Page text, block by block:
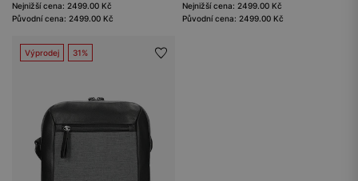
Nejnižší cena: 2499.00 Kč
Původní cena: 2499.00 Kč
Nejnižší cena: 2499.00 Kč
Původní cena: 2499.00 Kč
Výprodej 31%